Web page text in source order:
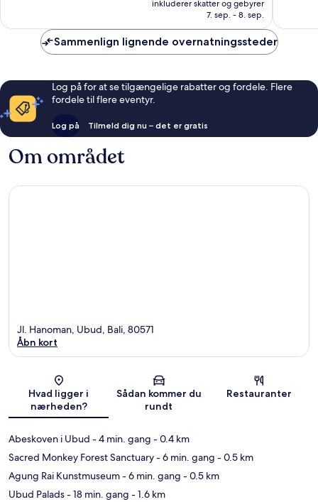
1.348 kr.
inkluderer skatter og gebyrer
7. sep. - 8. sep.
Sammenlign lignende overnatningssteder
Log på for at se tilgængelige rabatter og fordele. Flere
fordele til flere eventyr.
Log på Tilmeld dig nu – det er gratis
Om området
Kort
Jl. Hanoman, Ubud, Bali, 80571
Åbn kort
Hvad ligger i
nærheden?
Sådan kommer du
rundt
Restauranter
Abeskoven i Ubud - 4 min. gang - 0.4 km
Sacred Monkey Forest Sanctuary- 6 min. gang - 0.5 km
Agung Rai Kunstmuseum- 6 min. gang - 0.5 km
Ubud Palads- 18 min. gang - 1.6 km